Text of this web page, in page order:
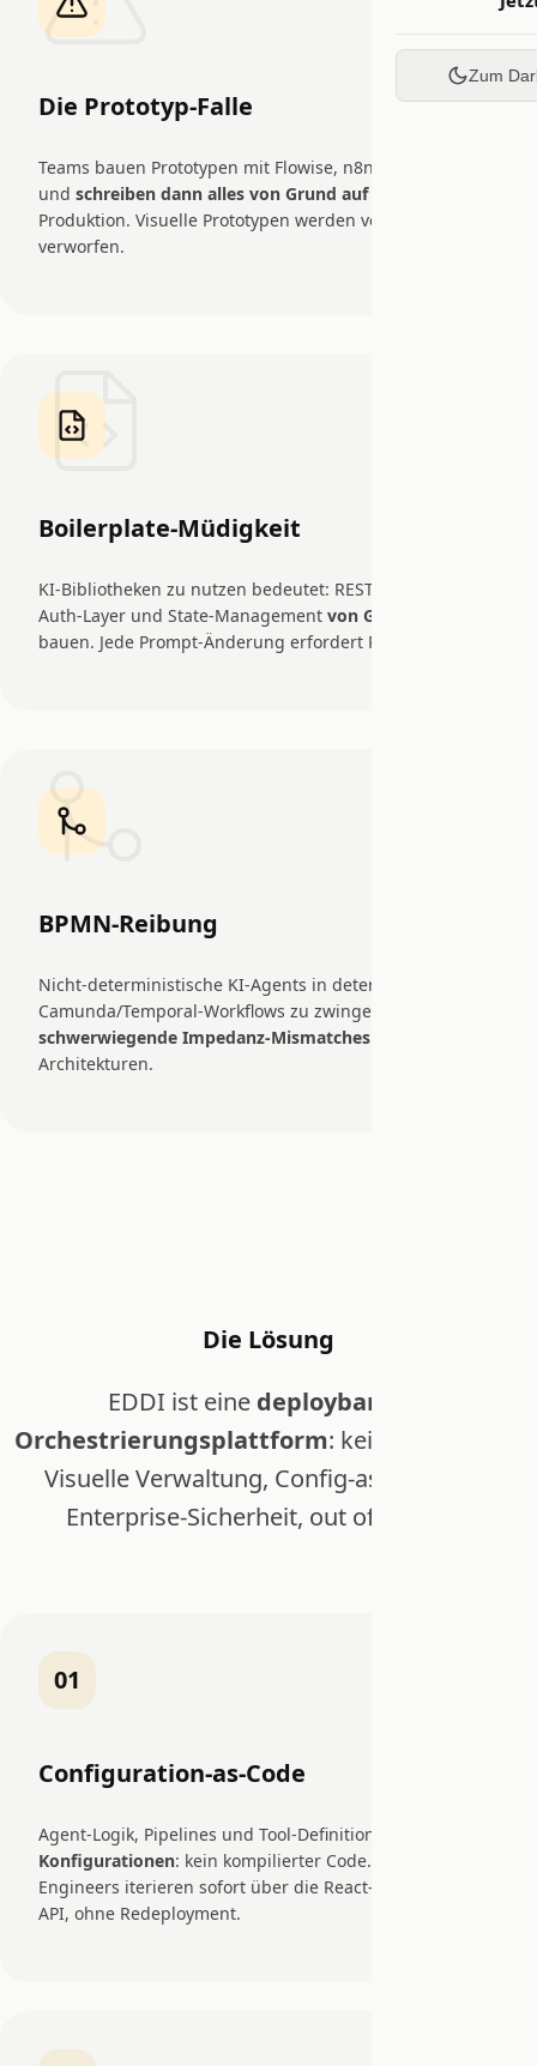
Zum
Die Prototyp-Falle
Teams bauen Prototypen mit Flowise, n8n oder Skripten,
und schreiben dann alles von Grund auf neu
Produktion. Visuelle Prototypen werden vollständig
verworfen.
Boilerplate-Müdigkeit
KI-Bibliotheken zu nutzen bedeutet: REST-Controller,
Auth-Layer und State-Management von Grund auf
bauen. Jede Prompt-Änderung erfordert Redeployment.
BPMN-Reibung
Nicht-deterministische KI-Agents in deterministische
Camunda/Temporal-Workflows zu zwingen erzeugt
schwerwiegende Impedanz-Mismatches
Architekturen.
Die Lösung
EDDI ist eine deploybare KI-
Orchestrierungsplattform: keine Bibliothek.
Visuelle Verwaltung, Config-as-Code und
Enterprise-Sicherheit, out of the box:
01
Configuration-as-Code
Agent-Logik, Pipelines und Tool-Definitionen sind
Konfigurationen: kein kompilierter Code. Prompt-
Engineers iterieren sofort über die React-UI oder REST-
API, ohne Redeployment.